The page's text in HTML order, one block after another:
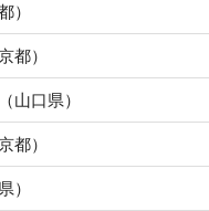
）
都）
山口県）
都）
）